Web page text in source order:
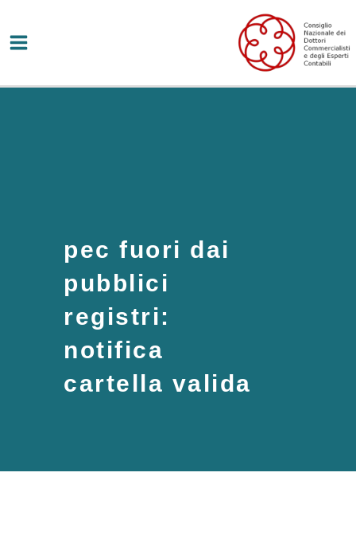
contenuto
pec fuori dai
pubblici
registri:
notifica
cartella valida